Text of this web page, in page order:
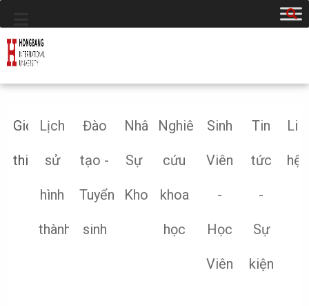
Giới
thiệu
Lịch
sử
hình
thành
Đào
tạo -
Tuyển
sinh
Nhân
Sự
Khoa
Nghiên
cứu
khoa
học
Sinh
Viên
-
Học
Viên
Tin
tức
-
Sự
kiện
hệ